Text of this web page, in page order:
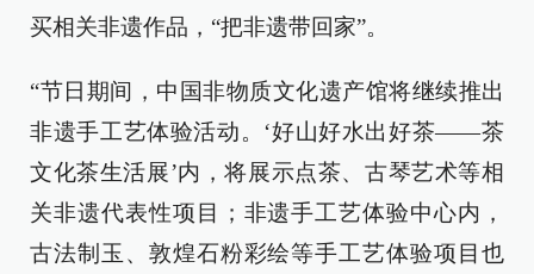
买相关非遗作品，“把非遗带回家”。
“节日期间，中国非物质文化遗产馆将继续推出
非遗手工艺体验活动。‘好山好水出好茶——茶
文化茶生活展’内，将展示点茶、古琴艺术等相
关非遗代表性项目；非遗手工艺体验中心内，
古法制玉、敦煌石粉彩绘等手工艺体验项目也